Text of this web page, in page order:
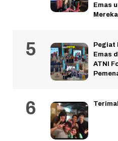
Emas
Pegiat
Emas
ATNI